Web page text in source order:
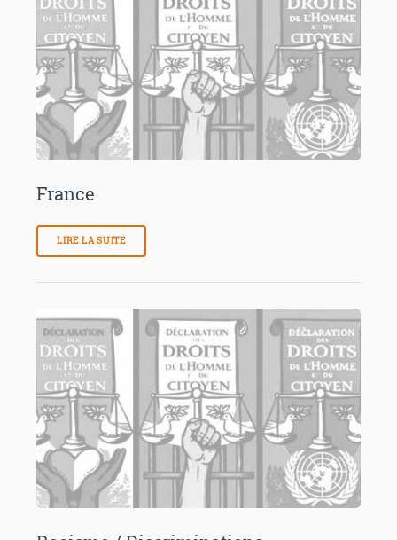
France
LIRE LA SUITE